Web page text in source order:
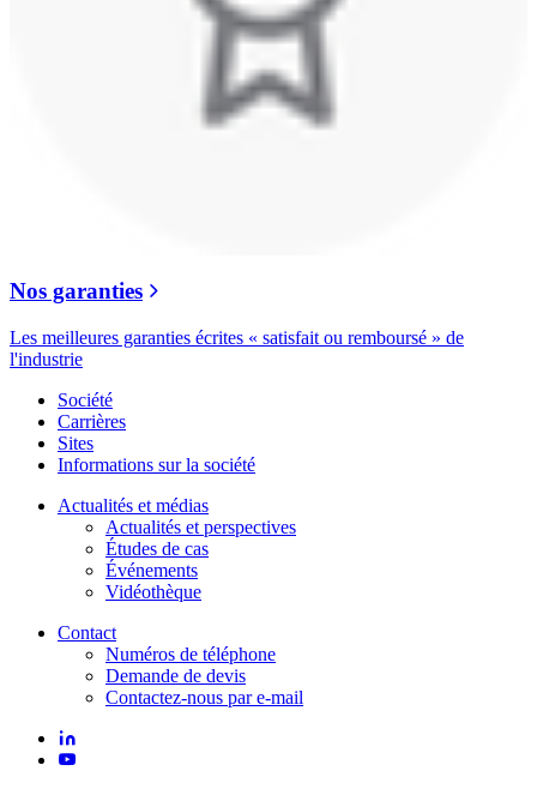
Nos garanties
Les meilleures garanties écrites « satisfait ou remboursé » de
l'industrie
Société
Carrières
Sites
Informations sur la société
Actualités et médias
Actualités et perspectives
Études de cas
Événements
Vidéothèque
Contact
Numéros de téléphone
Demande de devis
Contactez-nous par e-mail